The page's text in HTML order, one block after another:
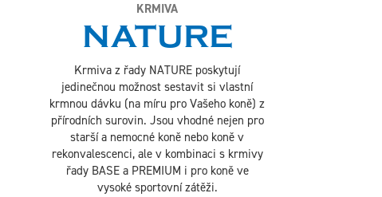
KRMIVA
NATURE
Krmiva z řady NATURE poskytují
jedinečnou možnost sestavit si vlastní
krmnou dávku (na míru pro Vašeho koně) z
přírodních surovin. Jsou vhodné nejen pro
starší a nemocné koně nebo koně v
rekonvalescenci, ale v kombinaci s krmivy
řady BASE a PREMIUM i pro koně ve
vysoké sportovní zátěži.